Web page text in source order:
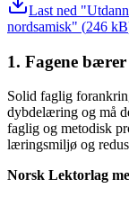
Last ned
nordsamisk
(246 kB
1. Fagene bærer
Solid faglig
dybdelæring og må
faglig og metodisk
læringsmiljø og
Norsk Lektorlag